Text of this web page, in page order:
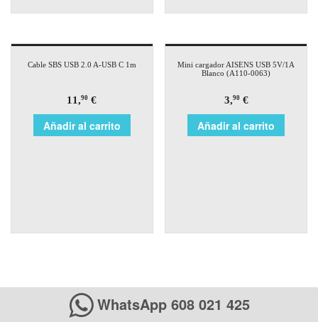
Cable SBS USB 2.0 A-USB C 1m
11,90 €
Añadir al carrito
Mini cargador AISENS USB 5V/1A
Blanco (A110-0063)
3,90€
Añadir al carrito
WhatsApp 608 021 425